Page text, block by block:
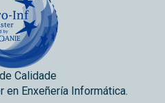
Calidade
en Enxeñería Informática.